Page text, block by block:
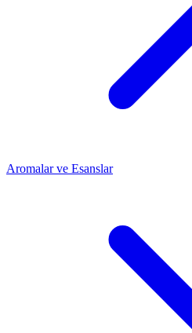
Aromalar ve Esanslar